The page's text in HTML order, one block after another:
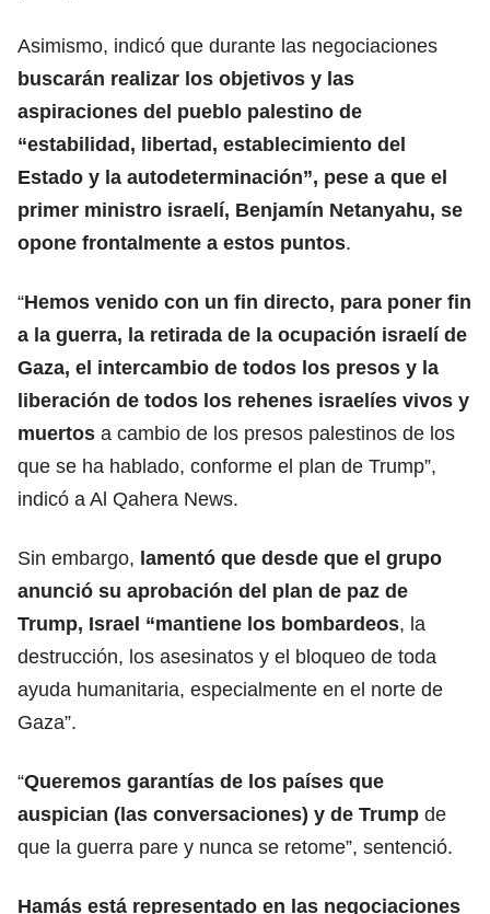
Asimismo, indicó que durante las negociaciones
buscarán realizar los objetivos y las
aspiraciones del pueblo palestino de
“estabilidad, libertad, establecimiento del
Estado y la autodeterminación”, pese a que el
primer ministro israelí, Benjamín Netanyahu, se
opone frontalmente a estos puntos.
“Hemos venido con un fin directo, para poner fin
a la guerra, la retirada de la ocupación israelí de
Gaza, el intercambio de todos los presos y la
liberación de todos los rehenes israelíes vivos y
muertos a cambio de los presos palestinos de los
que se ha hablado, conforme el plan de Trump”,
indicó a Al Qahera News.
Sin embargo, lamentó que desde que el grupo
anunció su aprobación del plan de paz de
Trump, Israel “mantiene los bombardeos, la
destrucción, los asesinatos y el bloqueo de toda
ayuda humanitaria, especialmente en el norte de
Gaza”.
“Queremos garantías de los países que
auspician (las conversaciones) y de Trump de
que la guerra pare y nunca se retome”, sentenció.
Hamás está representado en las negociaciones